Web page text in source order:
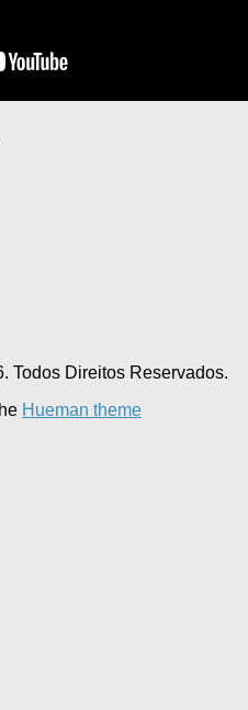
Todos Direitos Reservados.
Hueman theme